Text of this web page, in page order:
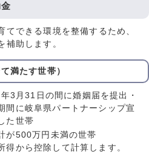
てできる環境を整備するため、
補助します。
満たす世帯）
3月31日の間に婚姻届を提出・
間に岐阜県パートナーシップ宣
た世帯
が500万円未満の世帯
から控除して計算します。